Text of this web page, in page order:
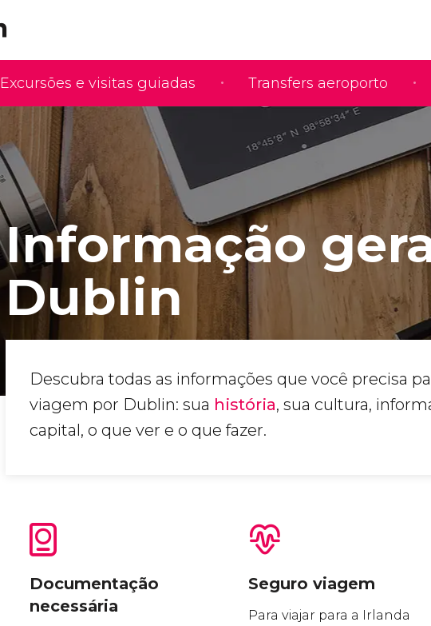
Excursões e visitas guiadas Transfers aeroporto
Informação
Dublin
Descubra todas as informações que você precisa
viagem por Dublin: sua história, sua cultura,
capital, o que ver e o que fazer.
Documentação
necessária
Seguro viagem
Para viajar para a Irlanda